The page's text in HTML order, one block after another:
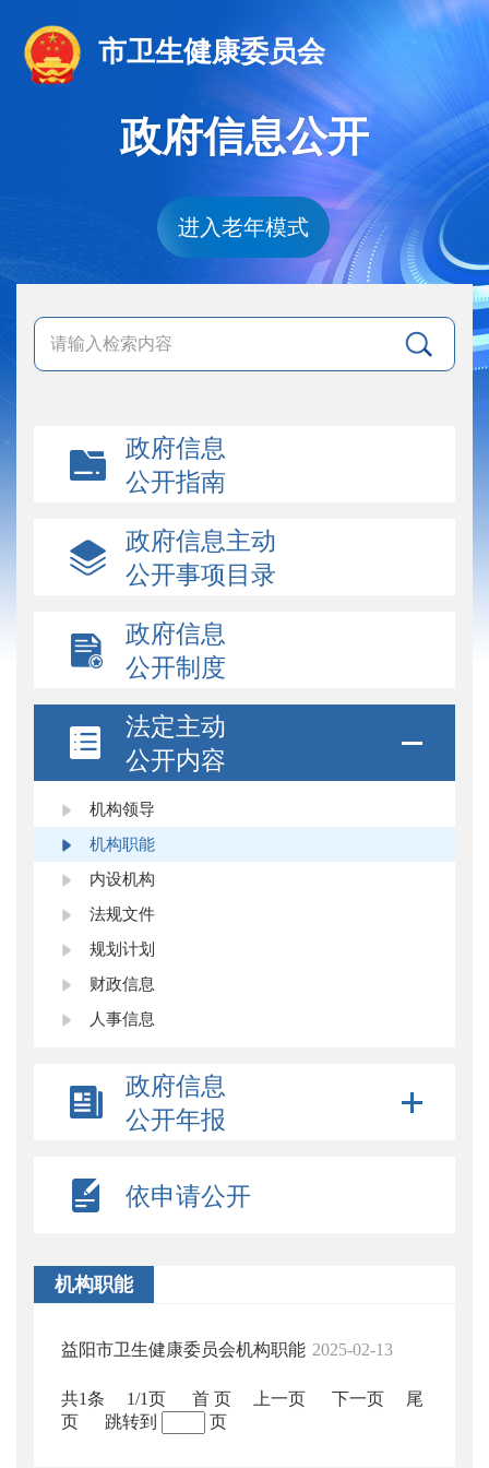
市卫生健康委员会
进入老年模式
政府信息公开
政府信息
公开指南
政府信息主动
公开事项目录
政府信息
公开制度
法定主动
公开内容
机构领导
机构职能
内设机构
法规文件
规划计划
财政信息
人事信息
政府信息
公开年报
依申请公开
机构职能
益阳市卫生健康委员会机构职能 2025-02-13
共1条 1/1页 首 页 上一页 下一页
尾
页
跳转到 页